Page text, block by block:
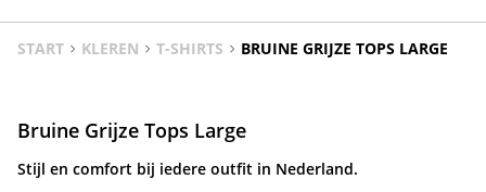
START KLEREN T-SHIRTS BRUINE GRIJZE TOPS LARGE
Bruine Grijze Tops Large
Stijl en comfort bij iedere outfit in Nederland.